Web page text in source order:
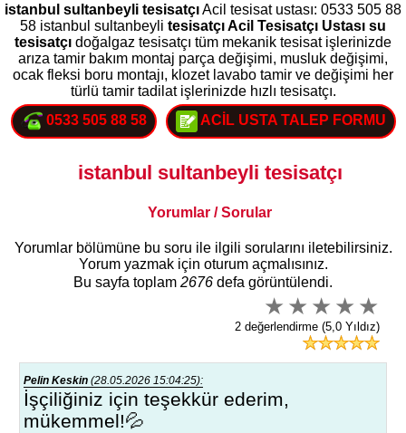
istanbul sultanbeyli tesisatçıAcil tesisat ustası: 0533 505 88
58 istanbul sultanbeyli tesisatçı Acil Tesisatçı Ustası su
tesisatçı doğalgaz tesisatçı tüm mekanik tesisat işlerinizde
arıza tamir bakım montaj parça değişimi, musluk değişimi,
ocak fleksi boru montajı, klozet lavabo tamir ve değişimi her
türlü tamir tadilat işlerinizde hızlı tesisatçı.
0533 505 88 58
ACİL USTA TALEP FORMU
istanbul sultanbeyli tesisatçı
Yorumlar / Sorular
Yorumlar bölümüne bu soru ile ilgili sorularını iletebilirsiniz.
Yorum yazmak için oturum açmalısınız.
Bu sayfa toplam 2676 defa görüntülendi.
2 değerlendirme (5,0 Yıldız)
Pelin Keskin (28.05.2026 15:04:25):
İşçiliğiniz için teşekkür ederim,
mükemmel!💦